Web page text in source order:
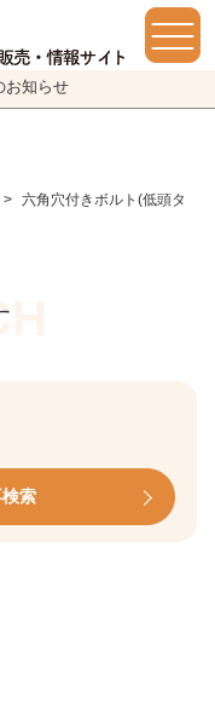
お知らせ
> 六角穴付きボルト(低頭タ
索